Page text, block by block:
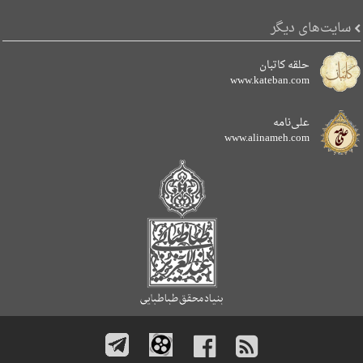
سایت‌های دیگر
حلقه کاتبان
www.kateban.com
علی‌نامه
www.alinameh.com